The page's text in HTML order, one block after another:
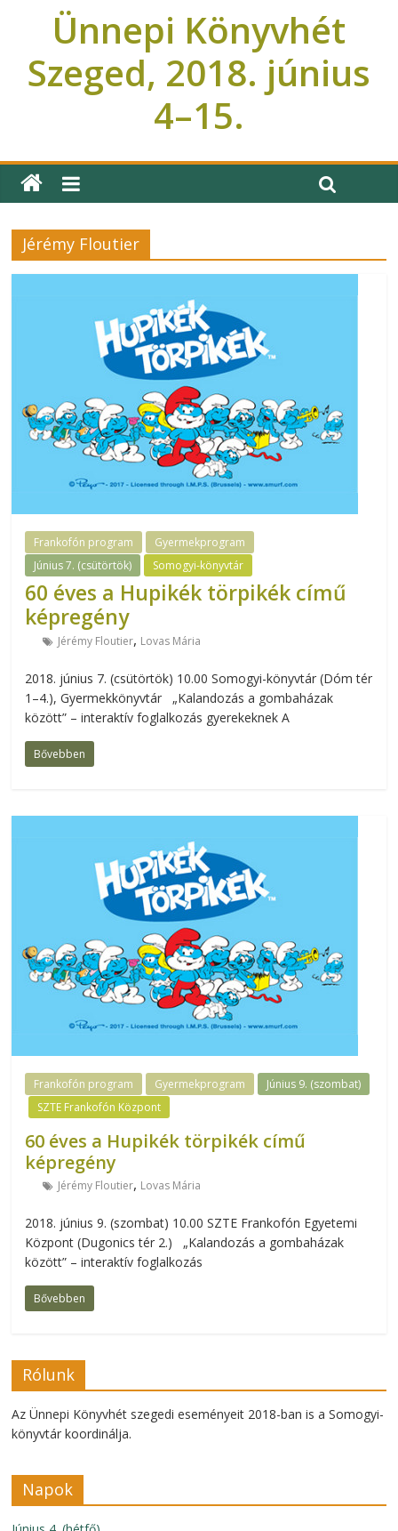
Ünnepi Könyvhét
Szeged, 2018. június
4–15.
Jérémy Floutier
Frankofón program
Gyermekprogram
Június 7. (csütörtök)
Somogyi-könyvtár
60 éves a Hupikék törpikék című
képregény
Jérémy Floutier, Lovas Mária
2018. június 7. (csütörtök) 10.00 Somogyi-könyvtár (Dóm tér
1–4.), Gyermekkönyvtár „Kalandozás a gombaházak
között” – interaktív foglalkozás gyerekeknek A
Bővebben
Frankofón program Gyermekprogram
Június 9. (szombat)
SZTE Frankofón Központ
60 éves a Hupikék törpikék című
képregény
Jérémy Floutier, Lovas Mária
2018. június 9. (szombat) 10.00 SZTE Frankofón Egyetemi
Központ (Dugonics tér 2.) „Kalandozás a gombaházak
között” – interaktív foglalkozás
Bővebben
Rólunk
Az Ünnepi Könyvhét szegedi eseményeit 2018-ban is a Somogyi-
könyvtár koordinálja.
Napok